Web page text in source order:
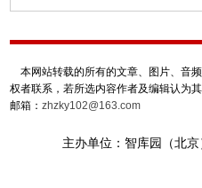
本网站转载的所有的文章、图片、音
权者联系，若所选内容作者及编辑认为
邮箱： zhzky102@163.com
主办单位：智库园（北